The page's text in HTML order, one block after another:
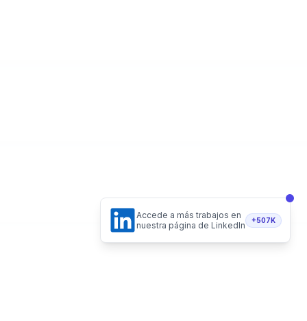
Accede a más trabajos en
nuestra página de LinkedIn
+507K